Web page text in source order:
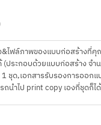
ไฟล์ภาพของแบบก่อสร้างที่คุ
(ประกอบด้วยแบบก่อสร้าง จำ
ชุด,เอกสารรับรองการออก
ถนำไป print copy เองกี่ชุดก็ไ